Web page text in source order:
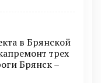
в Брянской
трех
Брянск –